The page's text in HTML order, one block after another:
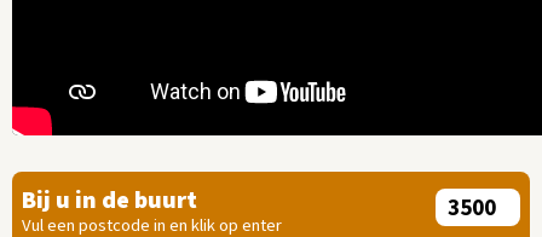
Bij u in de buurt
Vul een postcode in en klik op enter